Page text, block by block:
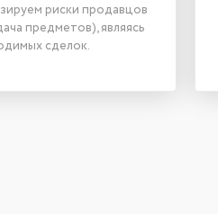
риски продавцов
предметов), являясь
сделок.